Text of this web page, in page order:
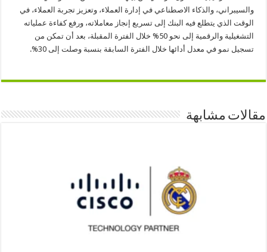
والسيبراني، والذكاء الاصطناعي في إدارة العملاء، وتعزيز تجربة العملاء، في
الوقت الذي يتطلع فيه البنك إلى تسريع إنجاز معاملاته، ورفع كفاءة عملياته
التشغيلية والرقمية إلى نحو 50% خلال الفترة المقبلة، بعد أن تمكن من
تسجيل نمو في معدل أدائها خلال الفترة السابقة بنسبة وصلت إلى 30%.
مقالات مشابهة